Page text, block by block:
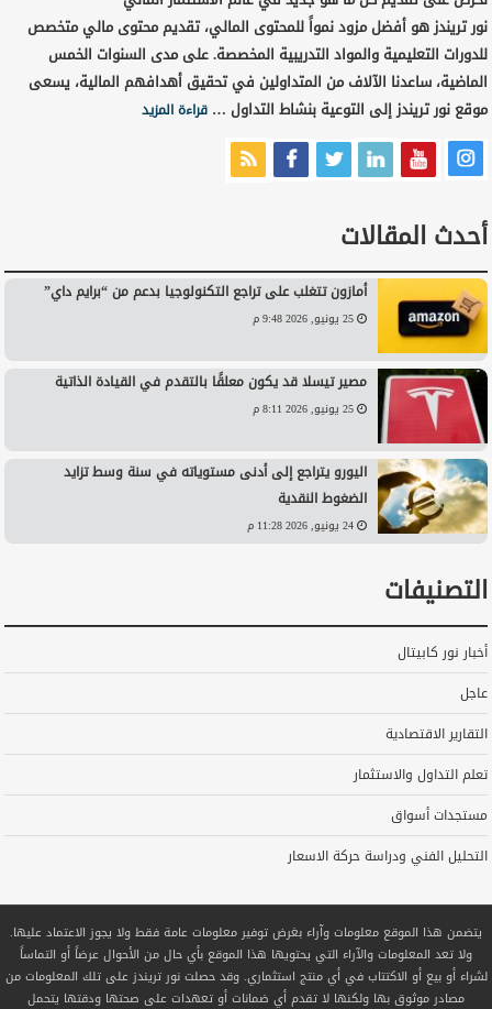
نور تريندز هو أفضل مزود نمواً للمحتوى المالي، تقديم محتوى مالي متخصص
للدورات التعليمية والمواد التدريبية المخصصة. على مدى السنوات الخمس
الماضية، ساعدنا الآلاف من المتداولين في تحقيق أهدافهم المالية، يسعى
موقع نور تريندز إلى التوعية بنشاط التداول …قراءة المزيد
أحدث المقالات
أمازون تتغلب على تراجع التكنولوجيا بدعم من “برايم داي”
25 يونيو, 2026 9:48 م
مصير تيسلا قد يكون معلقًا بالتقدم في القيادة الذاتية
25 يونيو, 2026 8:11 م
اليورو يتراجع إلى أدنى مستوياته في سنة وسط تزايد
الضغوط النقدية
24 يونيو, 2026 11:28 م
التصنيفات
أخبار نور كابيتال
عاجل
التقارير الاقتصادية
تعلم التداول والاستثمار
مستجدات أسواق
التحليل الفني ودراسة حركة الاسعار
يتضمن هذا الموقع معلومات وآراء بغرض توفير معلومات عامة فقط ولا يجوز الاعتماد عليها.
ولا تعد المعلومات والآراء التي يحتويها هذا الموقع بأي حال من الأحوال عرضاً أو التماساً
لشراء أو بيع أو الاكتتاب في أي منتج استثماري. وقد حصلت نور تريندز على تلك المعلومات من
مصادر موثوق بها ولكنها لا تقدم أي ضمانات أو تعهدات على صحتها ودقتها يتحمل